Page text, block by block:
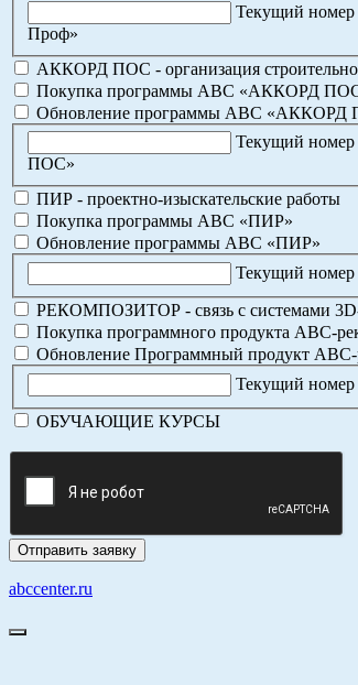
Текущий
Проф»
АККОРД ПОС - организация
Покупка программы АВС «АККОРД
Обновление программы АВС «АККОРД
Текущий
ПОС»
ПИР - проектно-изыскательские работы
Покупка программы АВС «ПИР»
Обновление программы АВС «ПИР»
Текущий
РЕКОМПОЗИТОР - связь с системами
Покупка программного продукта АВС-
Обновление Программный продукт АВС-
Текущий
ОБУЧАЮЩИЕ КУРСЫ
abccenter.ru